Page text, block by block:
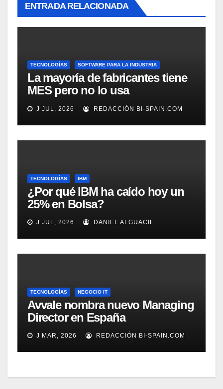
ENTRADA RELACIONADA
TECNOLOGÍAS SOFTWARE PARA LA INDUSTRIA
La mayoría de fabricantes tiene
MES pero no lo usa
adecuadamente, según
Rockwell Automation
J JUL, 2026 REDACCIÓN BI-SPAIN.COM
TECNOLOGÍAS IBM
¿Por qué IBM ha caído hoy un
25% en Bolsa?
J JUL, 2026 DANIEL ALGUACIL
TECNOLOGÍAS NEGOCIO IT
Avvale nombra nuevo Managing
Director en España
J MAR, 2026 REDACCIÓN BI-SPAIN.COM